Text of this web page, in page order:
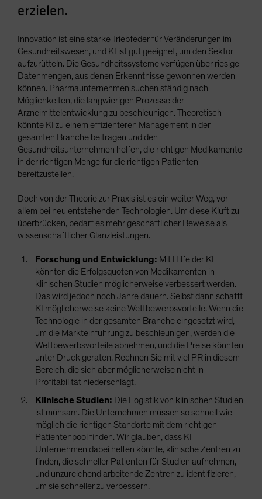
erzielen.
Innovation ist eine starke Triebfeder für Veränderungen im
Gesundheitswesen, und KI ist gut geeignet, um den Sektor
aufzurütteln. Die Gesundheitssysteme verfügen über riesige
Datenmengen, aus denen Erkenntnisse gewonnen werden
können. Pharmaunternehmen suchen ständig nach
Möglichkeiten, die langwierigen Prozesse der
Arzneimittelentwicklung zu beschleunigen. Theoretisch
könnte KI zu einem effizienteren Management in der
gesamten Branche beitragen und den
Gesundheitsunternehmen helfen, die richtigen Medikamente
in der richtigen Menge für die richtigen Patienten
bereitzustellen.
Doch von der Theorie zur Praxis ist es ein weiter Weg, vor
allem bei neu entstehenden Technologien. Um diese Kluft zu
überbrücken, bedarf es mehr geschäftlicher Beweise als
wissenschaftlicher Glanzleistungen.
Forschung und Entwicklung: Mit Hilfe der KI
könnten die Erfolgsquoten von Medikamenten in
klinischen Studien möglicherweise verbessert werden.
Das wird jedoch noch Jahre dauern. Selbst dann schafft
KI möglicherweise keine Wettbewerbsvorteile. Wenn die
Technologie in der gesamten Branche eingesetzt wird,
um die Markteinführung zu beschleunigen, werden die
Wettbewerbsvorteile abnehmen, und die Preise könnten
unter Druck geraten. Rechnen Sie mit viel PR in diesem
Bereich, die sich aber möglicherweise nicht in
Profitabilität niederschlägt.
Klinische Studien: Die Logistik von klinischen Studien
ist mühsam. Die Unternehmen müssen so schnell wie
möglich die richtigen Standorte mit dem richtigen
Patientenpool finden. Wir glauben, dass KI
Unternehmen dabei helfen könnte, klinische Zentren zu
finden, die schneller Patienten für Studien aufnehmen,
und unzureichend arbeitende Zentren zu identifizieren,
um sie schneller zu verbessern.